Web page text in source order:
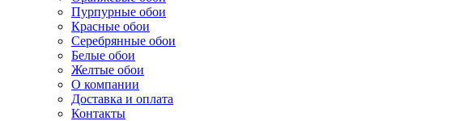
Пурпурные обои
Красные обои
Серебрянные обои
Белые обои
Желтые обои
О компании
Доставка и оплата
Контакты